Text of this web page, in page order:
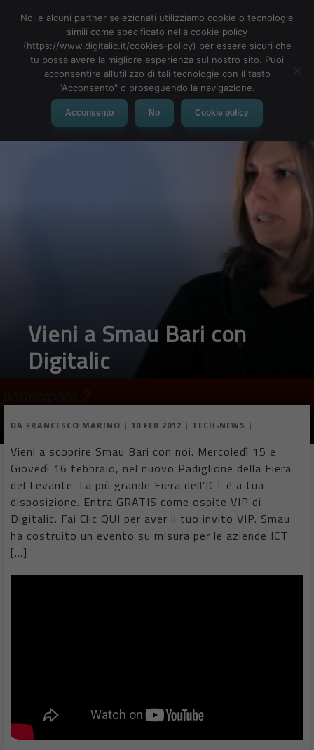
MENU
Vieni a Smau Bari con
Digitalic
DA FRANCESCO MARINO | 10 FEB 2012 | TECH-NEWS |
Vieni a scoprire Smau Bari con noi. Mercoledì 15 e
Giovedì 16 febbraio, nel nuovo Padiglione della Fiera
del Levante. La più grande Fiera dell’ICT è a tua
disposizione. Entra GRATIS come ospite VIP di
Digitalic. Fai Clic QUI per aver il tuo invito VIP. Smau
ha costruito un evento su misura per le aziende ICT
[…]
Noi e alcuni partner selezionati utilizziamo cookie o tecnologie
simili come specificato nella cookie policy
(https://www.digitalic.it/cookies-policy) per essere sicuri che
tu possa avere la migliore esperienza sul nostro sito. Puoi
acconsentire all’utilizzo di tali tecnologie con il tasto
"Acconsento" o proseguendo la navigazione.
Acconsento No Cookie policy